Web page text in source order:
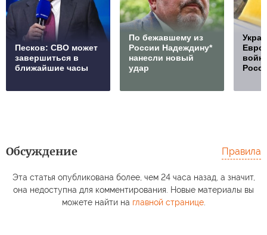
Песков: СВО может
завершиться в
ближайшие часы
По бежавшему из
России Надеждину*
нанесли новый
удар
Обсуждение Правила
Эта статья опубликована более, чем 24 часа назад, а значит,
она недоступна для комментирования. Новые материалы вы
можете найти на главной странице.